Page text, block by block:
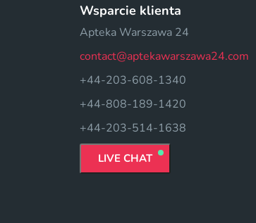
Wsparcie klienta
Apteka Warszawa 24
contact@aptekawarszawa24.com
+44-203-608-1340
+44-808-189-1420
+44-203-514-1638
LIVE CHAT